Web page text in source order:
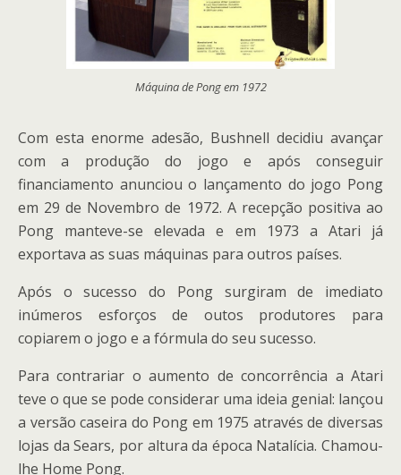
Máquina de Pong em 1972
Com esta enorme adesão, Bushnell decidiu avançar
com a produção do jogo e após conseguir
financiamento anunciou o lançamento do jogo Pong
em 29 de Novembro de 1972. A recepção positiva ao
Pong manteve-se elevada e em 1973 a Atari já
exportava as suas máquinas para outros países.
Após o sucesso do Pong surgiram de imediato
inúmeros esforços de outos produtores para
copiarem o jogo e a fórmula do seu sucesso.
Para contrariar o aumento de concorrência a Atari
teve o que se pode considerar uma ideia genial: lançou
a versão caseira do Pong em 1975 através de diversas
lojas da Sears, por altura da época Natalícia. Chamou-
lhe Home Pong.